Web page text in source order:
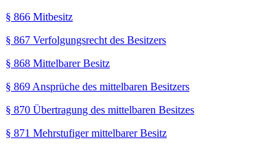
§ 866 Mitbesitz
§ 867 Verfolgungsrecht des Besitzers
§ 868 Mittelbarer Besitz
§ 869 Ansprüche des mittelbaren Besitzers
§ 870 Übertragung des mittelbaren Besitzes
§ 871 Mehrstufiger mittelbarer Besitz